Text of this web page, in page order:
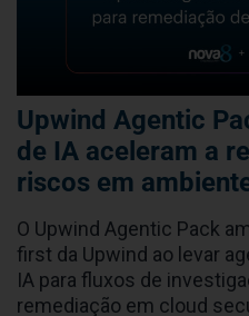
Upwind Agentic
de IA aceleram a
riscos em
O Upwind Agentic Pack
first da Upwind ao levar
IA para fluxos de
remediação em cloud